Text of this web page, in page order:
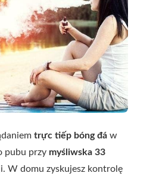
trực tiếp bóng đá w
pubu przy myśliwska 33
W domu zyskujesz kontrolę